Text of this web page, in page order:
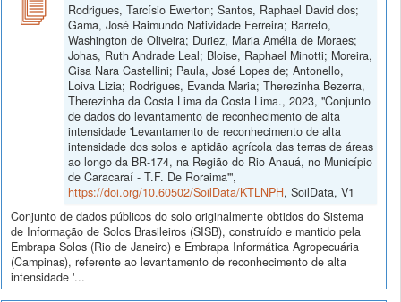
Rodrigues, Tarcísio Ewerton; Santos, Raphael David dos;
Gama, José Raimundo Natividade Ferreira; Barreto,
Washington de Oliveira; Duriez, Maria Amélia de Moraes;
Johas, Ruth Andrade Leal; Bloise, Raphael Minotti; Moreira,
Gisa Nara Castellini; Paula, José Lopes de; Antonello,
Loiva Lizia; Rodrigues, Evanda Maria; Therezinha Bezerra,
Therezinha da Costa Lima da Costa Lima., 2023, "Conjunto
de dados do levantamento de reconhecimento de alta
intensidade 'Levantamento de reconhecimento de alta
intensidade dos solos e aptidão agrícola das terras de áreas
ao longo da BR-174, na Região do Rio Anauá, no Município
de Caracaraí - T.F. De Roraima'",
https://doi.org/10.60502/SoilData/KTLNPH, SoilData, V1
Conjunto de dados públicos do solo originalmente obtidos do Sistema
de Informação de Solos Brasileiros (SISB), construído e mantido pela
Embrapa Solos (Rio de Janeiro) e Embrapa Informática Agropecuária
(Campinas), referente ao levantamento de reconhecimento de alta
intensidade '...